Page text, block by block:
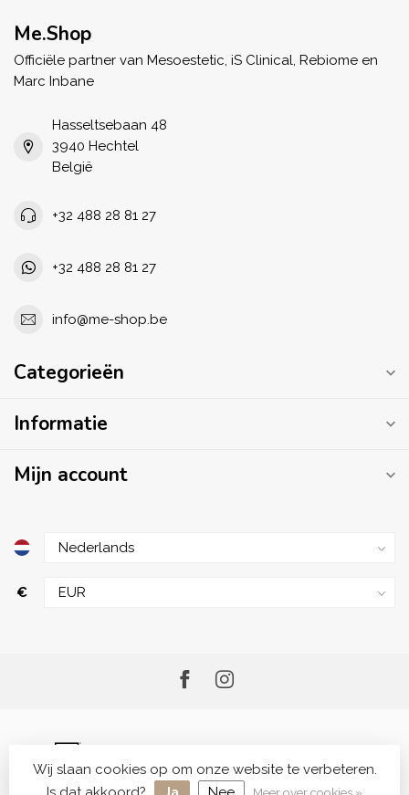
Me.Shop
Officiële partner van Mesoestetic, iS Clinical, Rebiome en
Marc Inbane
Hasseltsebaan 48
3940 Hechtel
België
+32 488 28 81 27
+32 488 28 81 27
info@me-shop.be
Categorieën
Informatie
Mijn account
€
© Copyright 2026 Me.Shop - Your Skincare Shop
Wij slaan cookies op om onze website te verbeteren.